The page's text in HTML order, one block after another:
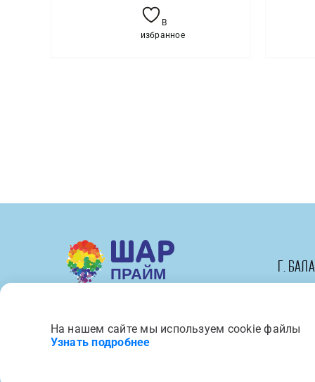
товара
Шар
В
избранное
г.
Вся представленная на сайте
На нашем сайте мы используем cookie файлы
Узнать подробнее